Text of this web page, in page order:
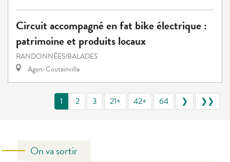
Circuit accompagné en fat bike électrique :
patrimoine et produits locaux
RANDONNÉES/BALADES
Agon-Coutainville
1 2 3 21+ 42+ 64 ❯ ❯❯
On va sortir